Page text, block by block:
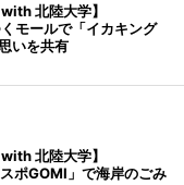
北陸大学】
ールで「イカキング
いを共有
北陸大学】
GOMI」で海岸のごみ